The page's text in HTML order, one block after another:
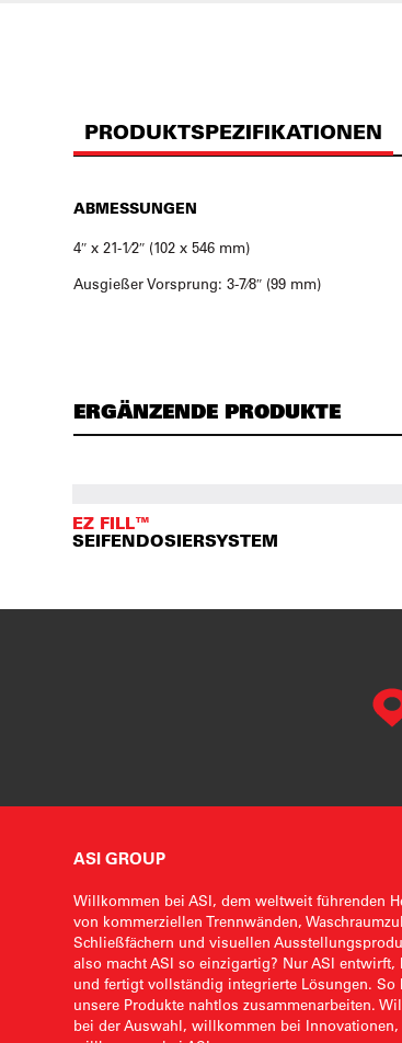
PRODUKTSPEZIFIKATIONEN
ABMESSUNGEN
4″ x 21-1⁄2″ (102 x 546 mm)
Ausgießer Vorsprung: 3-7⁄8″ (99 mm)
ERGÄNZENDE PRODUKTE
EZ FILL™
SEIFENDOSIERSYSTEM
ASI GROUP
Willkommen bei ASI, dem weltweit führenden
von kommerziellen Trennwänden,
Schließfächern und visuellen
also macht ASI so einzigartig? Nur ASI entwirft,
und fertigt vollständig integrierte Lösungen. So
unsere Produkte nahtlos zusammenarbeiten.
bei der Auswahl, willkommen bei Innovationen,